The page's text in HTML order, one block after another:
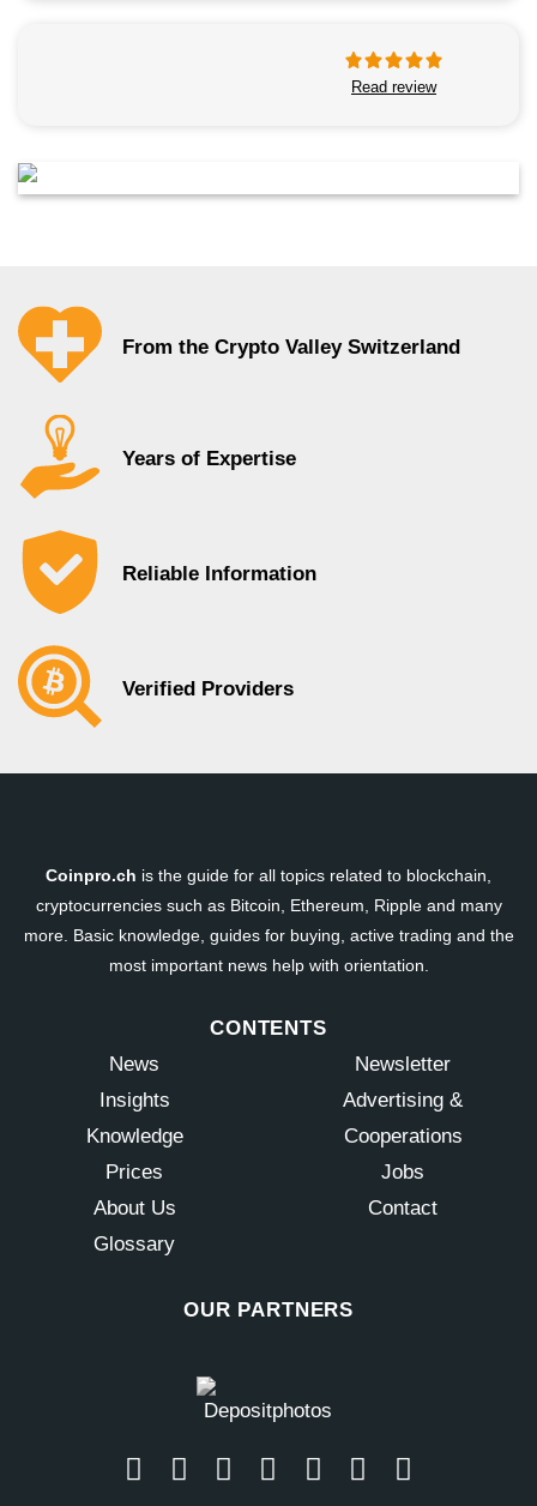
Read review
From the Crypto Valley Switzerland
Years of Expertise
Reliable Information
Verified Providers
Coinpro.ch is the guide for all topics related to blockchain,
cryptocurrencies such as Bitcoin, Ethereum, Ripple and many
more. Basic knowledge, guides for buying, active trading and the
most important news help with orientation.
CONTENTS
News
Insights
Knowledge
Prices
About Us
Glossary
Newsletter
Advertising &
Cooperations
Jobs
Contact
OUR PARTNERS